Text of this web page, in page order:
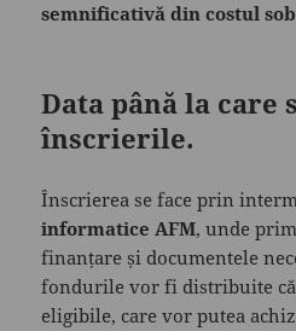
semnificativă din costul
Data până la care
înscrierile.
Înscrierea se face prin
informatice AFM, unde
finanțare și documentele
fondurile vor fi distribuite
eligibile, care vor putea